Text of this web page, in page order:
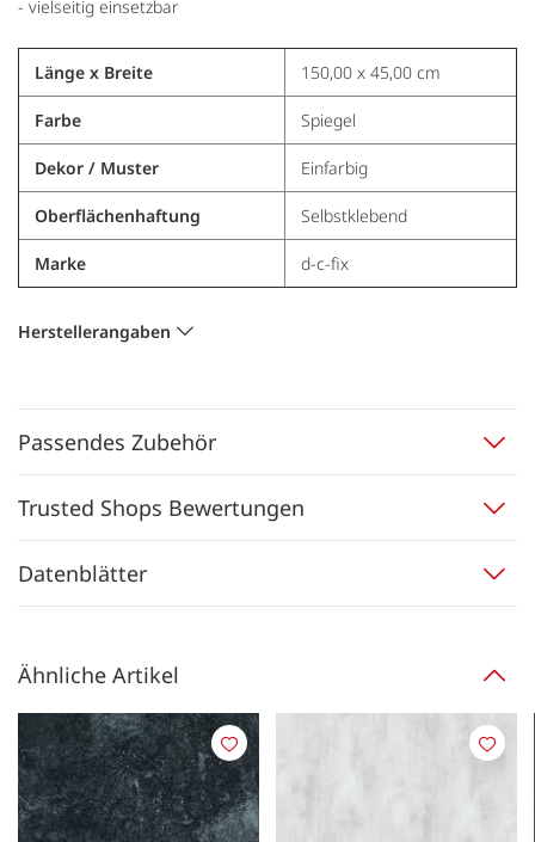
- vielseitig einsetzbar
Länge x Breite 150,00 x 45,00 cm
Farbe Spiegel
Dekor / Muster Einfarbig
Oberflächenhaftung Selbstklebend
Marke d-c-fix
Herstellerangaben
Passendes Zubehör
Trusted Shops Bewertungen
Datenblätter
Ähnliche Artikel
Merken